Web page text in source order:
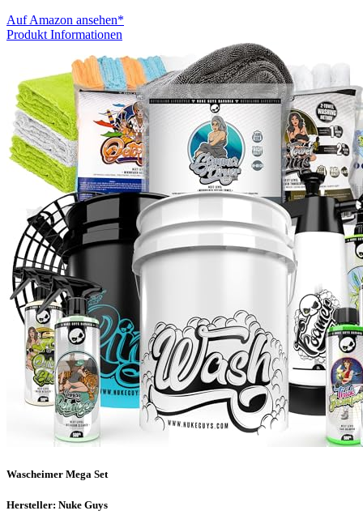
Auf Amazon ansehen*
Produkt Informationen
Wascheimer Mega Set
Hersteller: Nuke Guys